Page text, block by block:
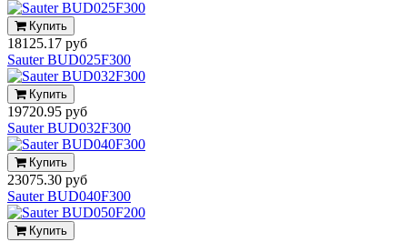
Купить
18125.17 руб
Sauter BUD025F300
Купить
19720.95 руб
Sauter BUD032F300
Купить
23075.30 руб
Sauter BUD040F300
Купить